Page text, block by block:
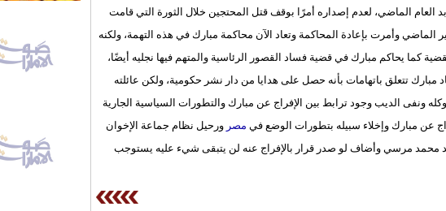
وحكم على مبارك، 85 عامًا، بالسجن المؤبد العام الماضي، لعدم إصداره أمرًا بوقف قتل المحتجين خلال الثورة التي قامت
يناير الماضي وأمرت بإعادة المحاكمة وتعاد الآن محاكمة مبارك في هذه التهمة، ولكنه
كما يحاكم مبارك في قضية فساد القصور الرئاسية والمتهم فيها نجليه أيضًا،
تتعلق باتهامات بأنه حصل على هدايا من دار نشر حكومية، ولكن عائلته
ونفى الديب وجود ترابط بين الإفراج عن مبارك والتطورات السياسية الجارية
عن مبارك وإخلاء سبيله بتطورات الوضع في مصر ورحيل نظام جماعة الإخوان
مرسي وأضاف لو صدر قرار بالإفراج عنه لن يتبقى شيء عليه يستوجب